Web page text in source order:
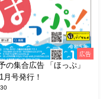
広告
の集合広告 「ほっぷ」
月号発行！